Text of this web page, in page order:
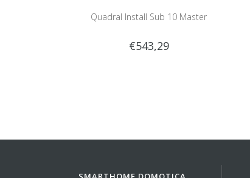
Quadral Install Sub 10 Master
€543,29